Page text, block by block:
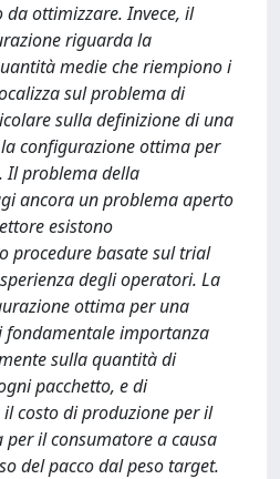
ottimizzare. Invece, il
riguarda la
medie che riempiono i
sul problema di
sulla definizione di una
configurazione ottima per
Il problema della
ancora un problema aperto
esistono
procedure basate sul trial
degli operatori. La
ottima per una
fondamentale importanza
sulla quantità di
pacchetto, e di
costo di produzione per il
il consumatore a causa
del pacco dal peso target.